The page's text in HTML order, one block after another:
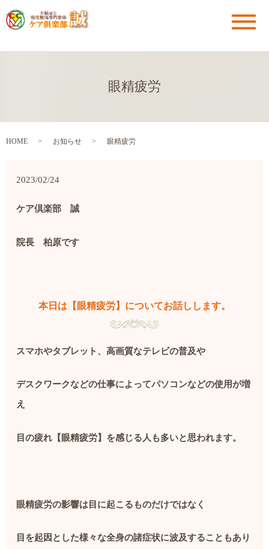
メ
眼精疲労
HOME お知らせ 眼精疲労
2023/02/24
ケア倶楽部 誠
院長 柏原です
本日は【眼精疲労】についてお話しします。
スマホやタブレット、高画質なテレビの普及や
デスクワークなどの仕事によってパソコンなどの使用が増
え
目の疲れ【眼精疲労】を感じる人も多いと思われます。
眼精疲労の影響は目に起こるものだけではなく
目を起因とした様々な全身の諸症状に波及することもあり